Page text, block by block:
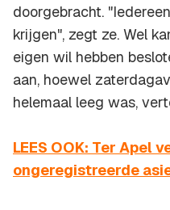
doorgebracht.
krijgen", zegt ze. Wel
eigen wil hebben
aan, hoewel
helemaal leeg was,
LEES OOK: Ter Apel
ongeregistreerde